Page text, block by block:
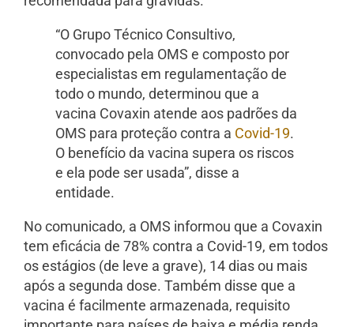
“O Grupo Técnico Consultivo,
convocado pela OMS e composto por
especialistas em regulamentação de
todo o mundo, determinou que a
vacina Covaxin atende aos padrões da
OMS para proteção contra a Covid-19.
O benefício da vacina supera os riscos
e ela pode ser usada”, disse a
entidade.
No comunicado, a OMS informou que a Covaxin
tem eficácia de 78% contra a Covid-19, em todos
os estágios (de leve a grave), 14 dias ou mais
após a segunda dose. Também disse que a
vacina é facilmente armazenada, requisito